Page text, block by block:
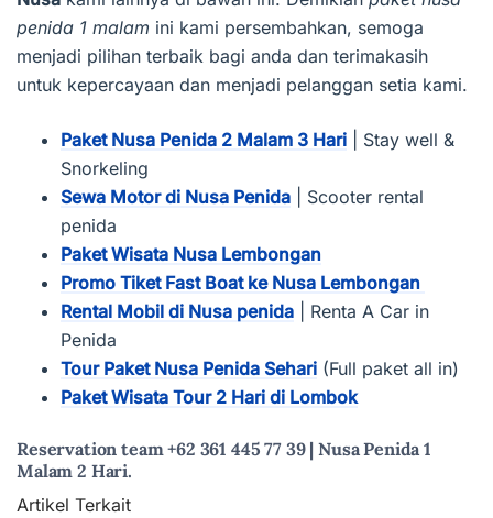
penida 1 malam ini kami persembahkan, semoga
menjadi pilihan terbaik bagi anda dan terimakasih
untuk kepercayaan dan menjadi pelanggan setia kami.
Paket Nusa Penida 2 Malam 3 Hari | Stay well &
Snorkeling
Sewa Motor di Nusa Penida | Scooter rental
penida
Paket Wisata Nusa Lembongan
Promo Tiket Fast Boat ke Nusa Lembongan
Rental Mobil di Nusa penida | Renta A Car in
Penida
Tour Paket Nusa Penida Sehari (Full paket all in)
Paket Wisata Tour 2 Hari di Lombok
Reservation team +62 361 445 77 39 | Nusa Penida 1
Malam 2 Hari.
Artikel Terkait